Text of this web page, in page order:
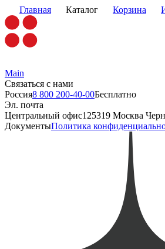
Главная Каталог Корзина
Main
Связаться с нами
Россия8 800 200-40-00Бесплатно
Эл. почта
Центральный офис125319 Москва
ДокументыПолитика